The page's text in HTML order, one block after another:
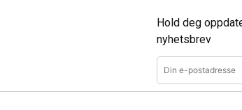
Hold deg
nyhetsbrev